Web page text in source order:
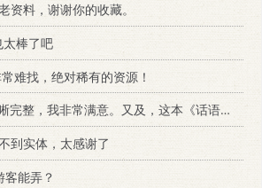
资料，谢谢你的收藏。
棒了吧
难找，绝对稀有的资源！
整，我非常满意。又及，这本《话语的真相》...
到实体，太感谢了
客能弄？